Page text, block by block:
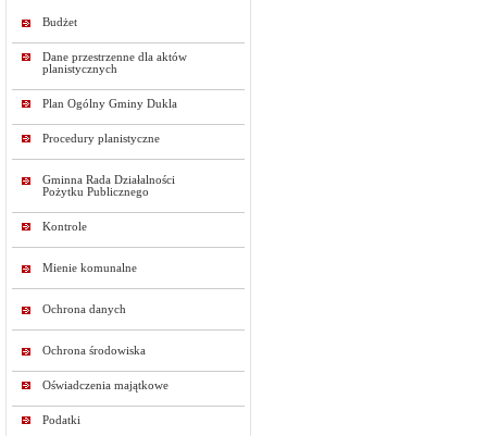
Budżet
Dane przestrzenne dla aktów
planistycznych
Plan Ogólny Gminy Dukla
Procedury planistyczne
Gminna Rada Działalności
Pożytku Publicznego
Kontrole
Mienie komunalne
Ochrona danych
Ochrona środowiska
Oświadczenia majątkowe
Podatki